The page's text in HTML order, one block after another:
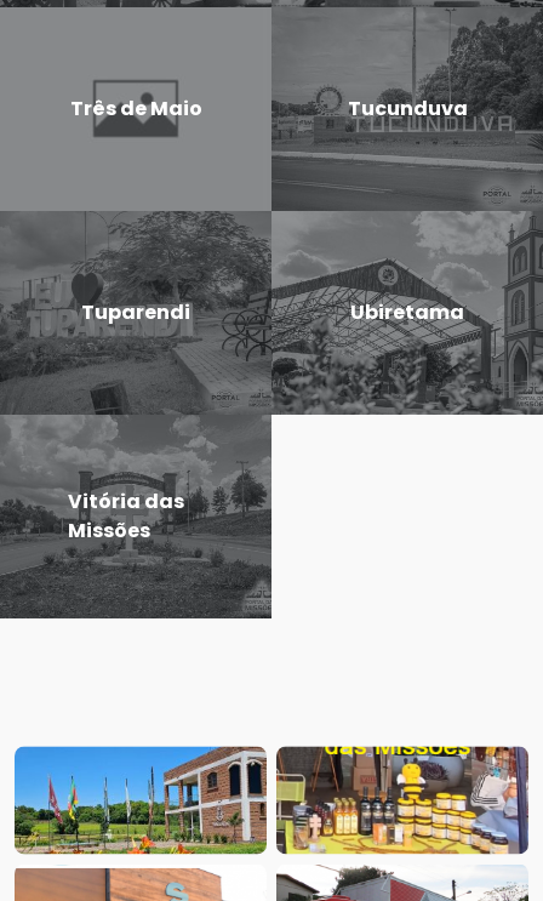
Três de Maio Tucunduva
Tuparendi Ubiretama
Vitória das
Missões